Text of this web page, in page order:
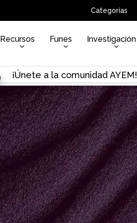
Categorías
Recursos Funes Investigación
¡Únete a la comunidad AYEM!